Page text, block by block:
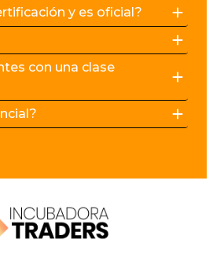
y es oficial?
con una clase